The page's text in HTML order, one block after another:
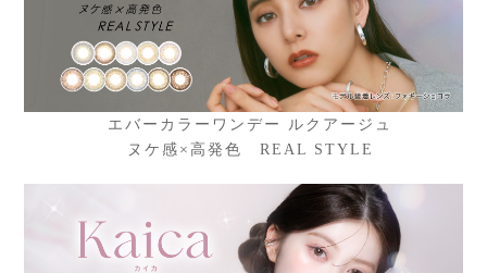
エバーカラーワンデー ルクアージュ
ヌケ感×高発色 REAL STYLE